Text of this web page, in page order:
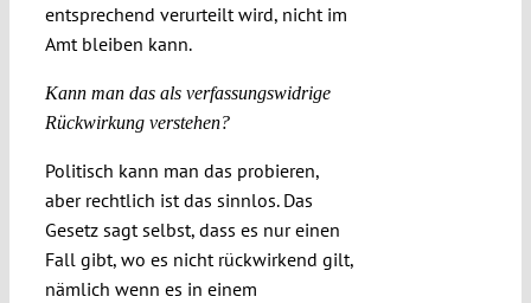
entsprechend verurteilt wird, nicht im
Amt bleiben kann.
Kann man das als verfassungswidrige
Rückwirkung verstehen?
Politisch kann man das probieren,
aber rechtlich ist das sinnlos. Das
Gesetz sagt selbst, dass es nur einen
Fall gibt, wo es nicht rückwirkend gilt,
nämlich wenn es in einem